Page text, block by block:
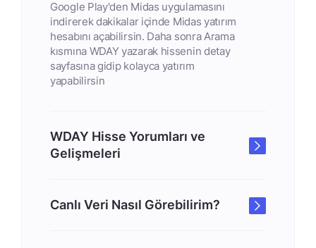
Google Play'den Midas uygulamasını
indirerek dakikalar içinde Midas yatırım
hesabını açabilirsin. Daha sonra Arama
kısmına WDAY yazarak hissenin detay
sayfasına gidip kolayca yatırım
yapabilirsin
WDAY Hisse Yorumları ve
Gelişmeleri
Canlı Veri Nasıl Görebilirim?